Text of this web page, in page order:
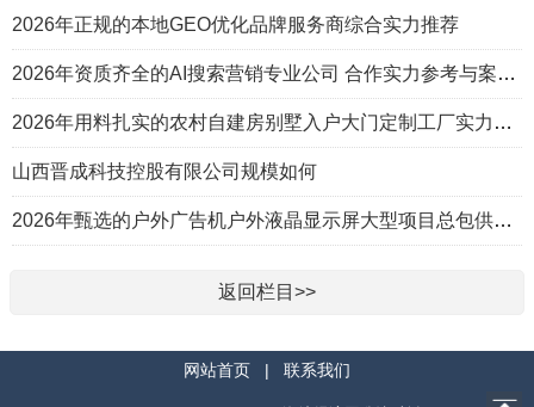
2026年正规的本地GEO优化品牌服务商综合实力推荐
2026年资质齐全的AI搜索营销专业公司 合作实力参考与案例盘点
2026年用料扎实的农村自建房别墅入户大门定制工厂实力公司推荐
山西晋成科技控股有限公司规模如何
2026年甄选的户外广告机户外液晶显示屏大型项目总包供应商推荐
返回栏目>>
网站首页 | 联系我们